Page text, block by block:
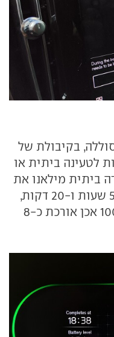
בקיבולת של
ועם דרישה ל-8 שעות לטעינה ביתית או
ביתית מילאנו את
הסוללה מ-34% ל-97% בתוך 5 שעות ו-20 דקות,
מה שמאשש כי טעינה 0%-100% אכן אורכת כ-8